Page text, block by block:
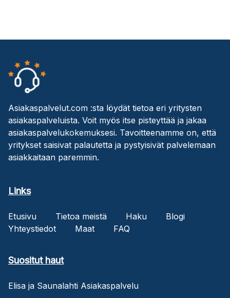
Asiakaspalvelut.com :sta löydät tietoa eri yritysten
asiakaspalveluista. Voit myös itse pisteyttää ja jakaa
asiakaspalvelukokemuksesi. Tavoitteenamme on, että
yritykset saisivat palautetta ja pystyisivät palvelemaan
asiakkaitaan paremmin.
Links
Etusivu Tietoa meistä Haku
Blogi
Yhteystiedot
Maat FAQ
Suositut haut
Elisa ja Saunalahti Asiakaspalvelu